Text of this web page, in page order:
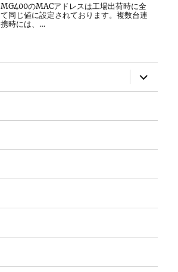
MG400のMACアドレスは工場出荷時に全
て同じ値に設定されております。複数台連
携時には、…
サ
ブ
メ
ー
開